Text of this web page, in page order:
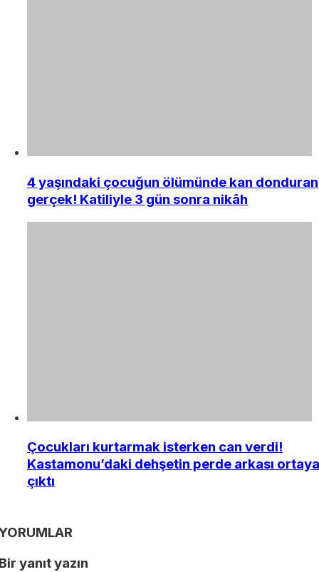
4 yaşındaki çocuğun ölümünde kan donduran
gerçek! Katiliyle 3 gün sonra nikâh
Çocukları kurtarmak isterken can verdi!
Kastamonu’daki dehşetin perde arkası ortaya
çıktı
yanıt yazın